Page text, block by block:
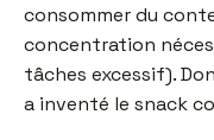
consommer du
concentration
tâches excessif).
a inventé le snack